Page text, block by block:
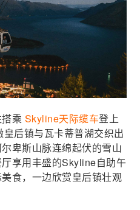
乘 Skyline天际缆车登上
后镇与瓦卡蒂普湖交织出
卑斯山脉连绵起伏的雪山
享用丰盛的Skyline自助午
食，一边欣赏皇后镇壮观